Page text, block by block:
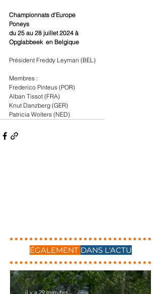
Championnats d'Europe
Poneys
du 25 au 28 juillet 2024 à
Opglabbeek  en Belgique
Président Freddy Leyman (BEL)
Membres :
Frederico Pinteus (POR)
Alban Tissot (FRA)
Knut Danzberg (GER)
Patricia Wolters (NED)
ÉGALEMENT DANS L'ACTU
il y a 29 minutes